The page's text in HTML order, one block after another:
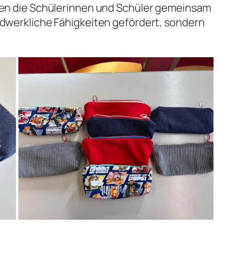
die Schülerinnen und Schüler gemeinsam
Fähigkeiten gefördert, sondern